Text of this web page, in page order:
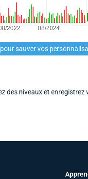
sauver vos
des niveaux et enregistrez